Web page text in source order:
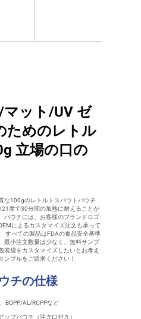
マット/UV ゼ
ためのレトル
立場の口の
な100gのレトルトスパウトパウチ
度で30分間の加熱に耐えることが
パウチには、お客様のブランドロゴ
によるカスタマイズ注文も承って
すべての製品はFDAの食品安全基準
最小注文数量は少なく、無料サンプ
装袋をカスタマイズしたいとお考え
ンプルをご請求ください！
チの仕様
BOPP/AL/RCPPなど
プパウチ（注ぎ口付き）